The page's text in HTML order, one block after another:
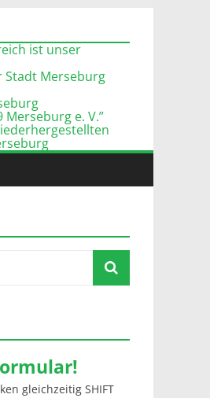
ist unser
Stadt Merseburg
e. V.”
gleichzeitig SHIFT